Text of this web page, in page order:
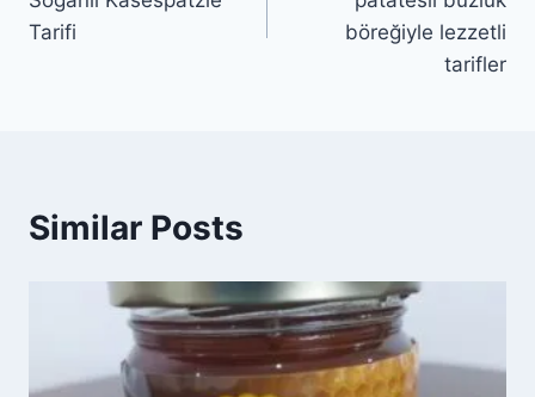
Tarifi
böreğiyle lezzetli
tarifler
Similar Posts